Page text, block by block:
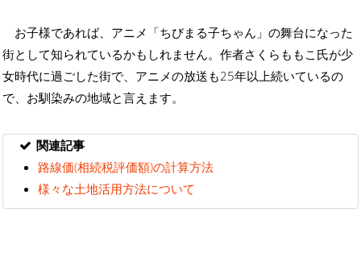
お子様であれば、アニメ「ちびまる子ちゃん」の舞台になった
街として知られているかもしれません。作者さくらももこ氏が少
女時代に過ごした街で、アニメの放送も25年以上続いているの
で、お馴染みの地域と言えます。
関連記事
路線価(相続税評価額)の計算方法
様々な土地活用方法について